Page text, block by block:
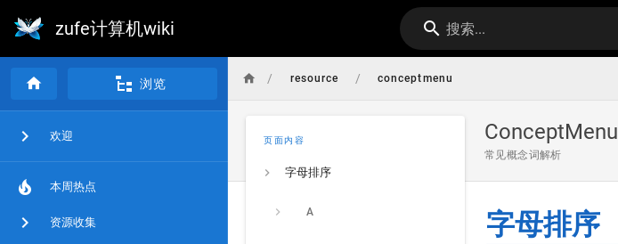
zufe计算机wiki 搜索...
浏览
欢迎
本周热点
资源收集
/ resource / conceptmenu
ConceptMenu
常见概念词解析
页面内容
字母排序
A 字母排序